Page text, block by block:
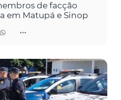
de facção
em Matupá e Sinop